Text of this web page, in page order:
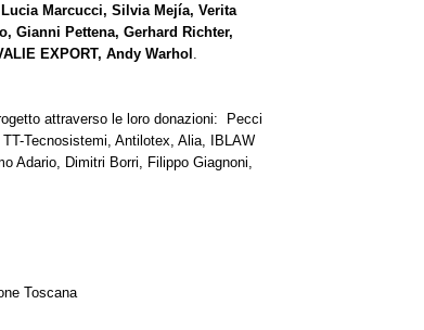
Marcucci, Silvia Mejía, Verita
Gianni Pettena, Gerhard Richter,
EXPORT, Andy Warhol
attraverso le loro donazioni: Pecci
Tecnosistemi, Antilotex, Alia, IBLAW
Adario, Dimitri Borri, Filippo Giagnoni,
Toscana